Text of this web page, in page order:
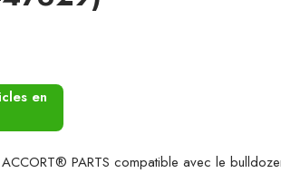
en
PARTS compatible avec le